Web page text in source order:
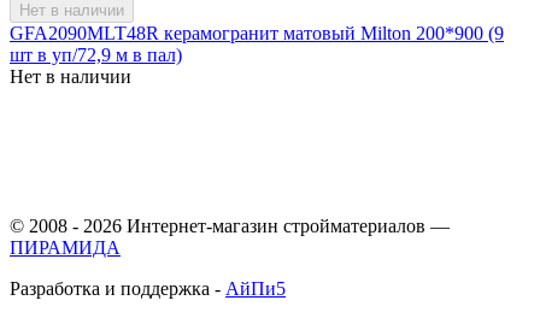
Нет в наличии
GFA2090MLT48R керамогранит матовый Milton 200*900 (9
шт в уп/72,9 м в пал)
Нет в наличии
© 2008 - 2026 Интернет-магазин стройматериалов —
ПИРАМИДА
Разработка и поддержка - АйПи5